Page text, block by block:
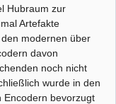
Hubraum zur
Artefakte
modernen über
davon
noch nicht
wurde in den
Encodern bevorzugt